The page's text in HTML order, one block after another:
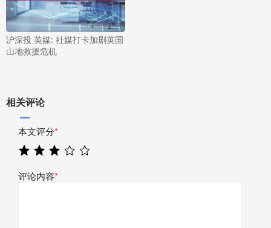
沪深投 英媒: 社媒打卡加剧英国
山地救援危机
相关评论
本文评分*
评论内容*